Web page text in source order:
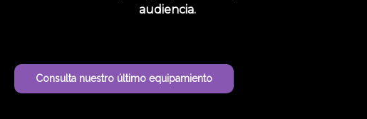
audiencia.
Consulta nuestro último equipamiento